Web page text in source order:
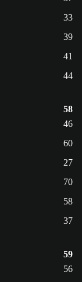
33
39
41
44
58
46
60
27
70
58
37
59
56